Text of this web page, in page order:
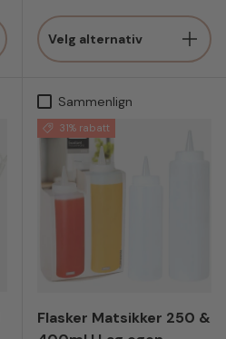
Velg alternativ
Sammenlign
31% rabatt
Flasker Matsikker 250 &